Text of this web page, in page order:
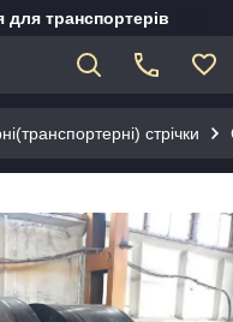
для транспортерів
стрічки